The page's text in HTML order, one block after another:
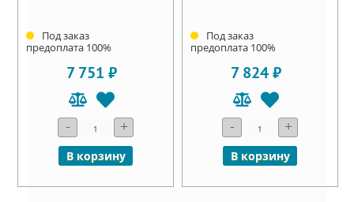
Под заказ
предоплата 100%
7 751 ₽
- +
В корзину
Под заказ
предоплата 100%
7 824 ₽
- +
В корзину